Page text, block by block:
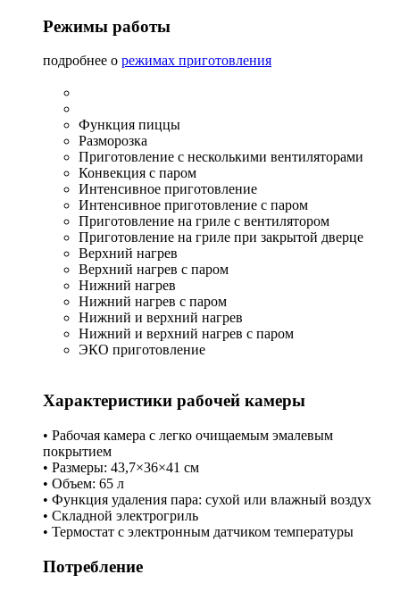
Режимы работы
подробнее о режимах приготовления
Функция пиццы
Разморозка
Приготовление с несколькими вентиляторами
Конвекция с паром
Интенсивное приготовление
Интенсивное приготовление с паром
Приготовление на гриле с вентилятором
Приготовление на гриле при закрытой дверце
Верхний нагрев
Верхний нагрев с паром
Нижний нагрев
Нижний нагрев с паром
Нижний и верхний нагрев
Нижний и верхний нагрев с паром
ЭКО приготовление
Характеристики рабочей камеры
• Рабочая камера с легко очищаемым эмалевым
покрытием
• Размеры: 43,7×36×41 см
• Объем: 65 л
• Функция удаления пара: сухой или влажный воздух
• Складной электрогриль
• Термостат с электронным датчиком температуры
Потребление